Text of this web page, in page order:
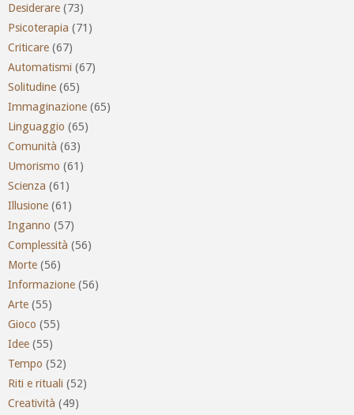
Desiderare (73)
Psicoterapia (71)
Criticare (67)
Automatismi (67)
Solitudine (65)
Immaginazione (65)
Linguaggio (65)
Comunità (63)
Umorismo (61)
Scienza (61)
Illusione (61)
Inganno (57)
Complessità (56)
Morte (56)
Informazione (56)
Arte (55)
Gioco (55)
Idee (55)
Tempo (52)
Riti e rituali (52)
Creatività (49)